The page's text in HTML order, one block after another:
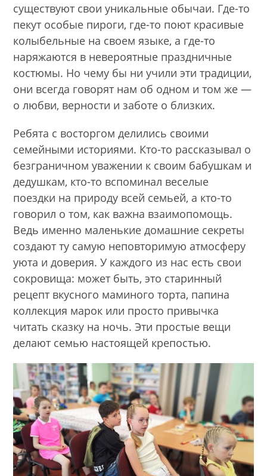
существуют свои уникальные обычаи. Где-то
пекут особые пироги, где-то поют красивые
колыбельные на своем языке, а где-то
наряжаются в невероятные праздничные
костюмы. Но чему бы ни учили эти традиции,
они всегда говорят нам об одном и том же —
о любви, верности и заботе о близких.
Ребята с восторгом делились своими
семейными историями. Кто-то рассказывал о
безграничном уважении к своим бабушкам и
дедушкам, кто-то вспоминал веселые
поездки на природу всей семьей, а кто-то
говорил о том, как важна взаимопомощь.
Ведь именно маленькие домашние секреты
создают ту самую неповторимую атмосферу
уюта и доверия. У каждого из нас есть свои
сокровища: может быть, это старинный
рецепт вкусного маминого торта, папина
коллекция марок или просто привычка
читать сказку на ночь. Эти простые вещи
делают семью настоящей крепостью.